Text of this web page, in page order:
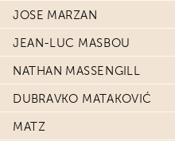
JOSE MARZAN
JEAN-LUC MASBOU
NATHAN MASSENGILL
DUBRAVKO MATAKOVIĆ
MATZ